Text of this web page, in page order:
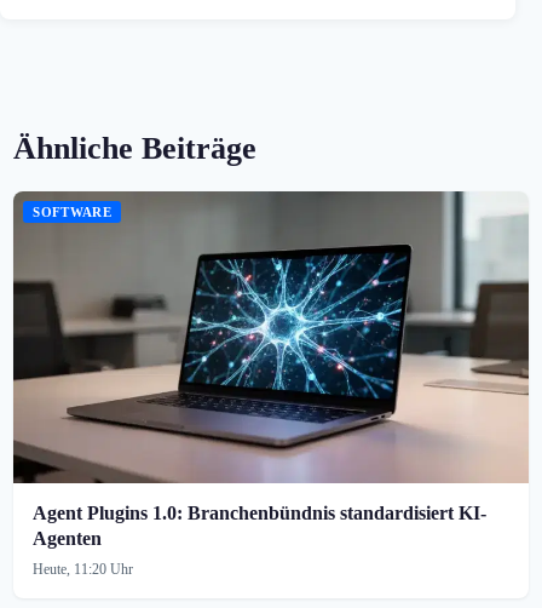
Ähnliche Beiträge
SOFTWARE
Agent Plugins 1.0: Branchenbündnis standardisiert KI-
Agenten
Heute, 11:20 Uhr